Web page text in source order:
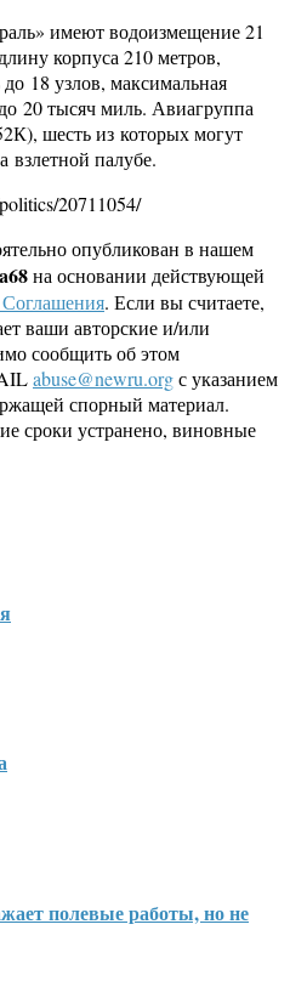
имеют водоизмещение 21
корпуса 210 метров,
18 узлов, максимальная
20 тысяч миль. Авиагруппа
шесть из которых могут
взлетной палубе.
20711054/
опубликован в нашем
на основании действующей
Соглашения. Если вы считаете,
ваши авторские и/или
сообщить об этом
abuse@newru.orgс указанием
спорный материал.
сроки устранено, виновные
полевые работы, но не